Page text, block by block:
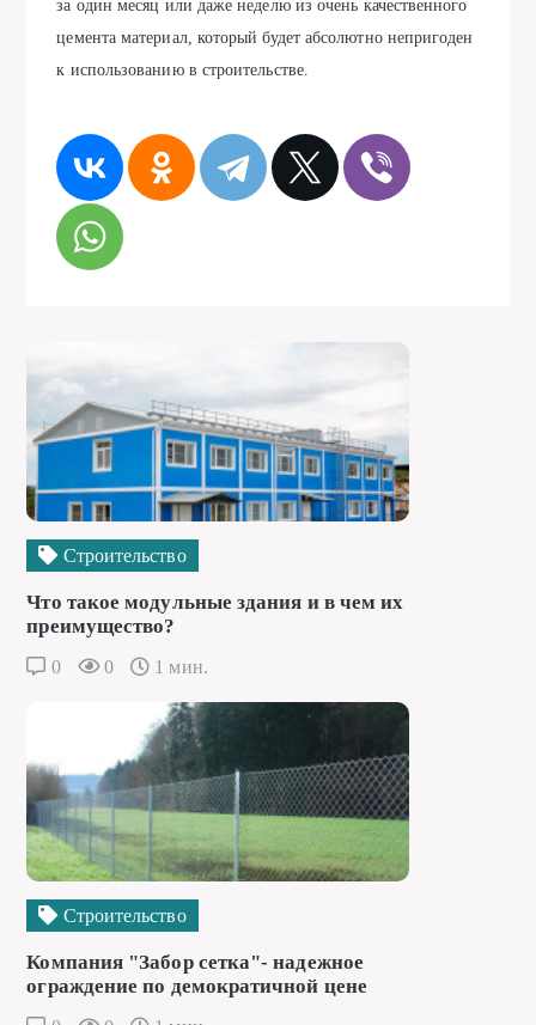
за один месяц или даже неделю из очень качественного
цемента материал, который будет абсолютно непригоден
к использованию в строительстве.
Строительство
Что такое модульные здания и в чем их
преимущество?
0 0 1 мин.
Строительство
Компания "Забор сетка"- надежное
ограждение по демократичной цене